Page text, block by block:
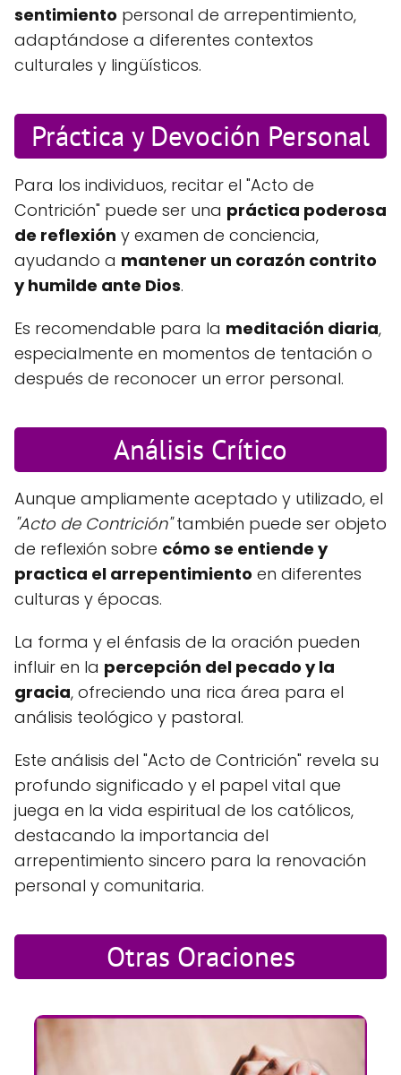
sentimiento personal de arrepentimiento,
adaptándose a diferentes contextos
culturales y lingüísticos.
Práctica y Devoción Personal
Para los individuos, recitar el "Acto de
Contrición" puede ser una práctica poderosa
de reflexión y examen de conciencia,
ayudando a mantener un corazón contrito
y humilde ante Dios.
Es recomendable para la meditación diaria,
especialmente en momentos de tentación o
después de reconocer un error personal.
Análisis Crítico
Aunque ampliamente aceptado y utilizado, el
"Acto de Contrición"también puede ser objeto
de reflexión sobre cómo se entiende y
practica el arrepentimiento en diferentes
culturas y épocas.
La forma y el énfasis de la oración pueden
influir en la percepción del pecado y la
gracia, ofreciendo una rica área para el
análisis teológico y pastoral.
Este análisis del "Acto de Contrición" revela su
profundo significado y el papel vital que
juega en la vida espiritual de los católicos,
destacando la importancia del
arrepentimiento sincero para la renovación
personal y comunitaria.
Otras Oraciones